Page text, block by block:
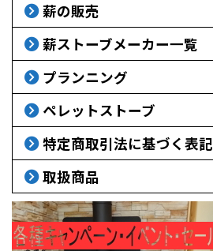
薪の販売
薪ストーブメーカー一覧
プランニング
ペレットストーブ
特定商取引法に基づく表記
取扱商品